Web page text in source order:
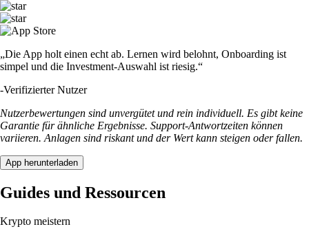
„Die App holt einen echt ab. Lernen wird belohnt, Onboarding ist
simpel und die Investment-Auswahl ist riesig.“
-Verifizierter Nutzer
Nutzerbewertungen sind unvergütet und rein individuell. Es gibt keine
Garantie für ähnliche Ergebnisse. Support-Antwortzeiten können
variieren. Anlagen sind riskant und der Wert kann steigen oder fallen.
App herunterladen
Guides und Ressourcen
Krypto meistern